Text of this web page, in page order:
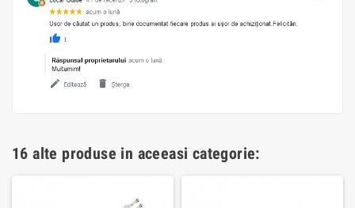
16 alte produse in aceeasi categorie: